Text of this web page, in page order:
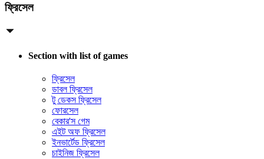
ফ্রিসেল
Section with list of games
ফ্রিসেল
ডাবল ফ্রিসেল
টু ডেকস ফ্রিসেল
ফোরসেল
বেকার'স গেম
এইট অফ ফ্রিসেল
ইনভার্টেড ফ্রিসেল
চাইনিজ ফ্রিসেল